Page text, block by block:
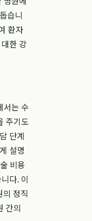
습니
환자
한 강
서는 수
주기도
단계
설명
비용
다. 이
정직
간의